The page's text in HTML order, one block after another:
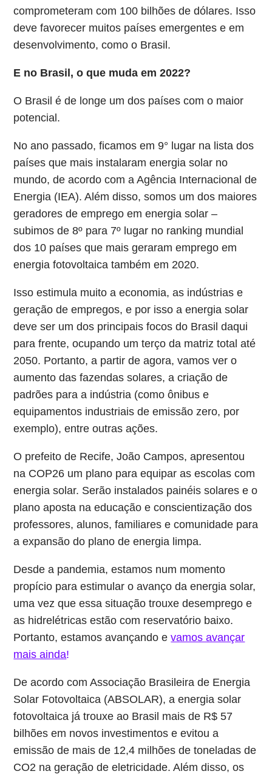
comprometeram com 100 bilhões de dólares. Isso
deve favorecer muitos países emergentes e em
desenvolvimento, como o Brasil.
E no Brasil, o que muda em 2022?
O Brasil é de longe um dos países com o maior
potencial.
No ano passado, ficamos em 9° lugar na lista dos
países que mais instalaram energia solar no
mundo, de acordo com a Agência Internacional de
Energia (IEA). Além disso, somos um dos maiores
geradores de emprego em energia solar –
subimos de 8º para 7º lugar no ranking mundial
dos 10 países que mais geraram emprego em
energia fotovoltaica também em 2020.
Isso estimula muito a economia, as indústrias e
geração de empregos, e por isso a energia solar
deve ser um dos principais focos do Brasil daqui
para frente, ocupando um terço da matriz total até
2050. Portanto, a partir de agora, vamos ver o
aumento das fazendas solares, a criação de
padrões para a indústria (como ônibus e
equipamentos industriais de emissão zero, por
exemplo), entre outras ações.
O prefeito de Recife, João Campos, apresentou
na COP26 um plano para equipar as escolas com
energia solar. Serão instalados painéis solares e o
plano aposta na educação e conscientização dos
professores, alunos, familiares e comunidade para
a expansão do plano de energia limpa.
Desde a pandemia, estamos num momento
propício para estimular o avanço da energia solar,
uma vez que essa situação trouxe desemprego e
as hidrelétricas estão com reservatório baixo.
Portanto, estamos avançando evamos avançar
mais ainda!
De acordo com Associação Brasileira de Energia
Solar Fotovoltaica (ABSOLAR), a energia solar
fotovoltaica já trouxe ao Brasil mais de R$ 57
bilhões em novos investimentos e evitou a
emissão de mais de 12,4 milhões de toneladas de
CO2 na geração de eletricidade. Além disso, os